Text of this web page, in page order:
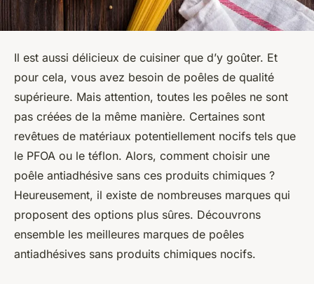
Il est aussi délicieux de cuisiner que d’y goûter. Et
pour cela, vous avez besoin de poêles de qualité
supérieure. Mais attention, toutes les poêles ne sont
pas créées de la même manière. Certaines sont
revêtues de matériaux potentiellement nocifs tels que
le PFOA ou le téflon. Alors, comment choisir une
poêle antiadhésive sans ces produits chimiques ?
Heureusement, il existe de nombreuses marques qui
proposent des options plus sûres. Découvrons
ensemble les meilleures marques de poêles
antiadhésives sans produits chimiques nocifs.